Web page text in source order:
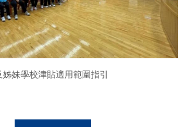
妹學校津貼適用範圍指引